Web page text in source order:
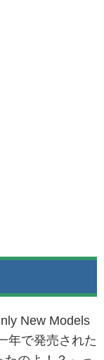
New Models
年で発売された